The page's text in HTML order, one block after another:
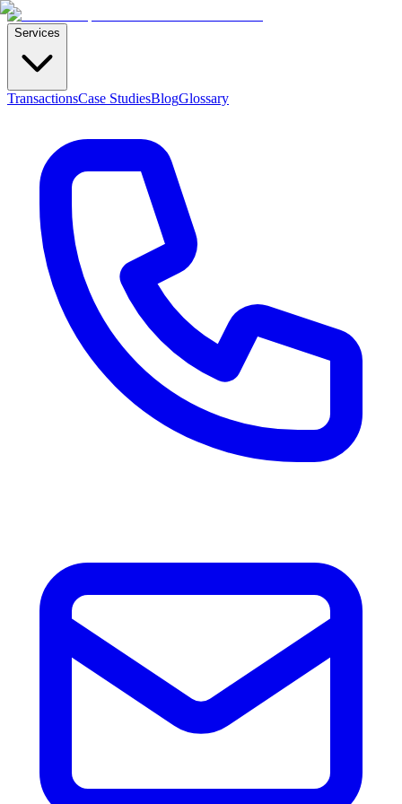
Services
TransactionsCase StudiesBlogGlossary